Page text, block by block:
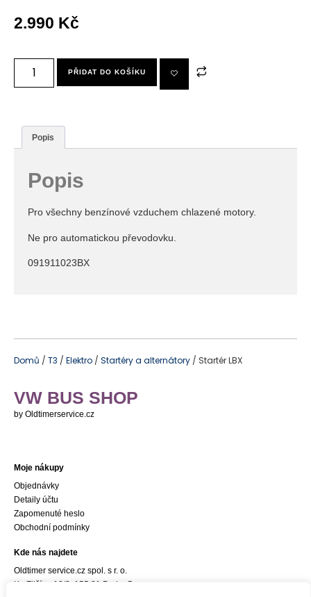
2.990 Kč
PŘIDAT DO KOŠÍKU
Popis
Popis
Pro všechny benzínové vzduchem chlazené motory.
Ne pro automatickou převodovku.
091911023BX
Domů / T3 / Elektro / Startéry a alternátory / Startér LBX
VW BUS SHOP
by Oldtimerservice.cz
Moje nákupy
Objednávky
Detaily účtu
Zapomenuté heslo
Obchodní podmínky
Kde nás najdete
Oldtimer service.cz spol. s r. o.
Ke Zličínu 12/3, 155 21 Praha 5